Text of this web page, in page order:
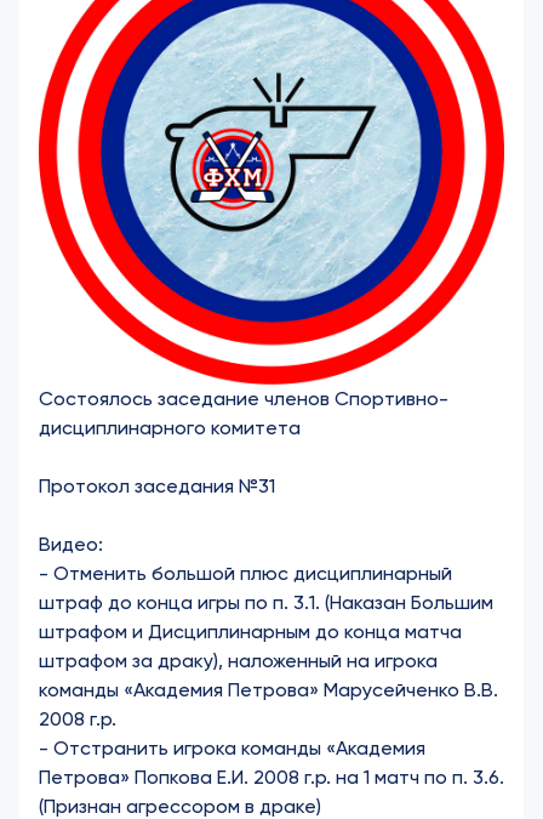
Состоялось заседание членов Спортивно-
дисциплинарного комитета
Протокол заседания №31
Видео:
- Отменить большой плюс дисциплинарный
штраф до конца игры по п. 3.1. (Наказан Большим
штрафом и Дисциплинарным до конца матча
штрафом за драку), наложенный на игрока
команды «Академия Петрова» Марусейченко В.В.
2008 г.р.
- Отстранить игрока команды «Академия
Петрова» Попкова Е.И. 2008 г.р. на 1 матч по п. 3.6.
(Признан агрессором в драке)